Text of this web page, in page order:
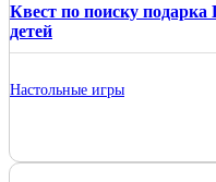
Квест по поиску
детей
Настольные игры